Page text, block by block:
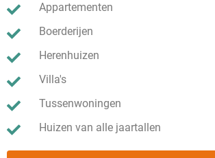
Appartementen
Boerderijen
Herenhuizen
Villa's
Tussenwoningen
Huizen van alle jaartallen